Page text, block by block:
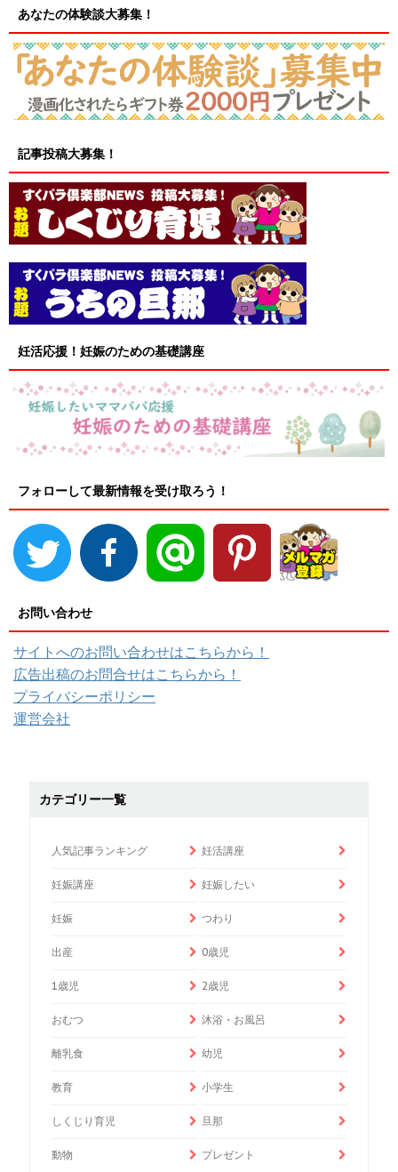
あなたの体験談大募集！
記事投稿大募集！
妊活応援！妊娠のための基礎講座
フォローして最新情報を受け取ろう！
お問い合わせ
サイトへのお問い合わせはこちらから！
広告出稿のお問合せはこちらから！
プライバシーポリシー
運営会社
カテゴリー一覧
人気記事ランキング 妊活講座
妊娠講座 妊娠したい
妊娠 つわり
出産 0歳児
1歳児 2歳児
おむつ 沐浴・お風呂
離乳食 幼児
教育 小学生
しくじり育児 旦那
動物 プレゼント